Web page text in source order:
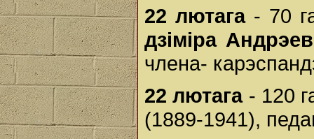
22 лютага- 70
дзіміра
члена-
22 лютага- 120
(1889-1941),